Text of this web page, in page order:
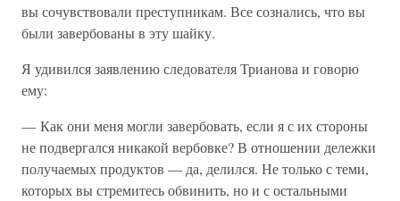
вы сочувствовали преступникам. Все сознались, что вы
были завербованы в эту шайку.
Я удивился заявлению следователя Трианова и говорю
ему:
— Как они меня могли завербовать, если я с их стороны
не подвергался никакой вербовке? В отношении дележки
получаемых продуктов — да, делился. Не только с теми,
которых вы стремитесь обвинить, но и с остальными